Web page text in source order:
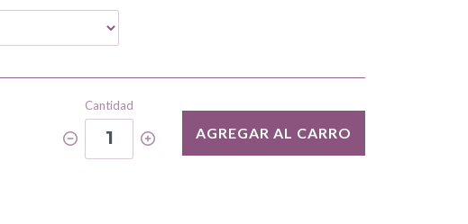
Cantidad
1 AGREGAR AL CARRO